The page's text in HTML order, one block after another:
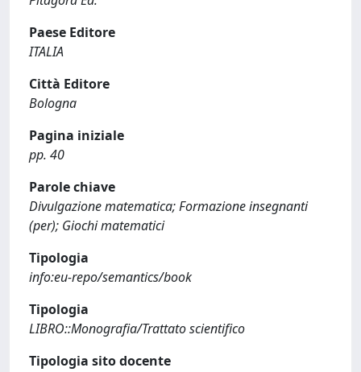
Paese Editore
ITALIA
Città Editore
Bologna
Pagina iniziale
pp. 40
Parole chiave
Divulgazione matematica; Formazione insegnanti
(per); Giochi matematici
Tipologia
info:eu-repo/semantics/book
Tipologia
LIBRO::Monografia/Trattato scientifico
Tipologia sito docente